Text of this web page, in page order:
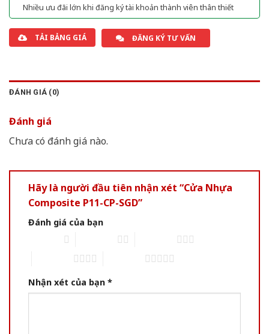
Nhiều ưu đãi lớn khi đăng ký tài khoản thành viên thân thiết
TẢI BẢNG GIÁ ĐĂNG KÝ TƯ VẤN
ĐÁNH GIÁ (0)
Đánh giá
Chưa có đánh giá nào.
Hãy là người đầu tiên nhận xét “Cửa Nhựa
Composite P11-CP-SGD”
Đánh giá của bạn
Nhận xét của bạn *